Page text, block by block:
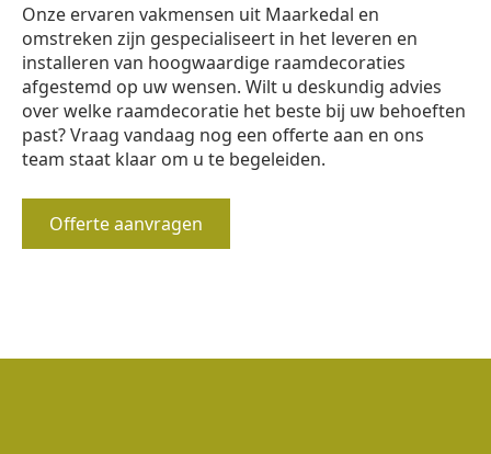
Onze ervaren vakmensen uit Maarkedal en
omstreken zijn gespecialiseert in het leveren en
installeren van hoogwaardige raamdecoraties
afgestemd op uw wensen. Wilt u deskundig advies
over welke raamdecoratie het beste bij uw behoeften
past? Vraag vandaag nog een offerte aan en ons
team staat klaar om u te begeleiden.
Offerte aanvragen